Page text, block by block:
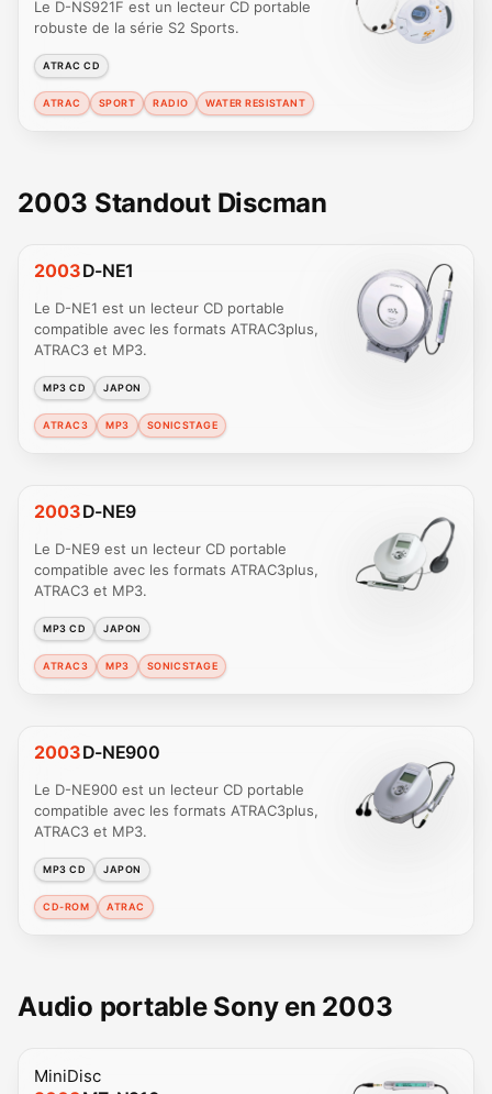
Le D-NS921F est un lecteur CD portable
robuste de la série S2 Sports.
ATRAC CD
ATRAC SPORT RADIO WATER RESISTANT
2003 Standout Discman
2003D-NE1
Le D-NE1 est un lecteur CD portable
compatible avec les formats ATRAC3plus,
ATRAC3 et MP3.
MP3 CD JAPON
ATRAC3 MP3 SONICSTAGE
2003D-NE9
Le D-NE9 est un lecteur CD portable
compatible avec les formats ATRAC3plus,
ATRAC3 et MP3.
MP3 CD JAPON
ATRAC3 MP3 SONICSTAGE
2003D-NE900
Le D-NE900 est un lecteur CD portable
compatible avec les formats ATRAC3plus,
ATRAC3 et MP3.
MP3 CD JAPON
CD-ROM ATRAC
Audio portable Sony en 2003
MiniDisc